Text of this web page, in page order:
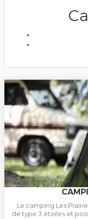
Le camping Les
de type 3 étoiles et